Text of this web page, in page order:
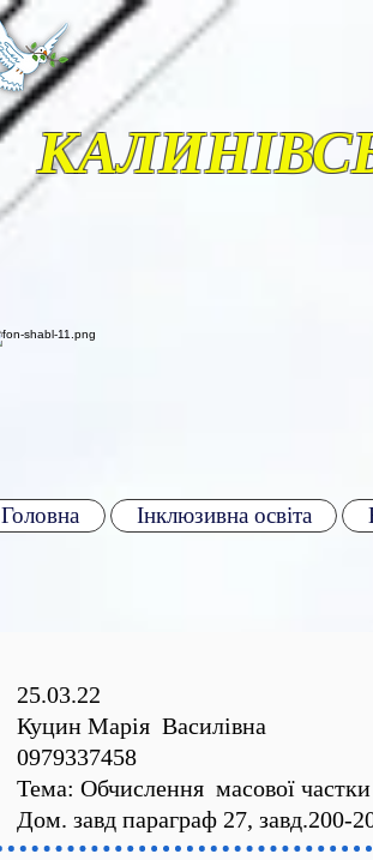
25.03.22
Куцин Марія Василівна
0979337458
Тема: Обчислення масової
Дом. завд параграф 27, завд.200-
Головна Інклюзивна освіта